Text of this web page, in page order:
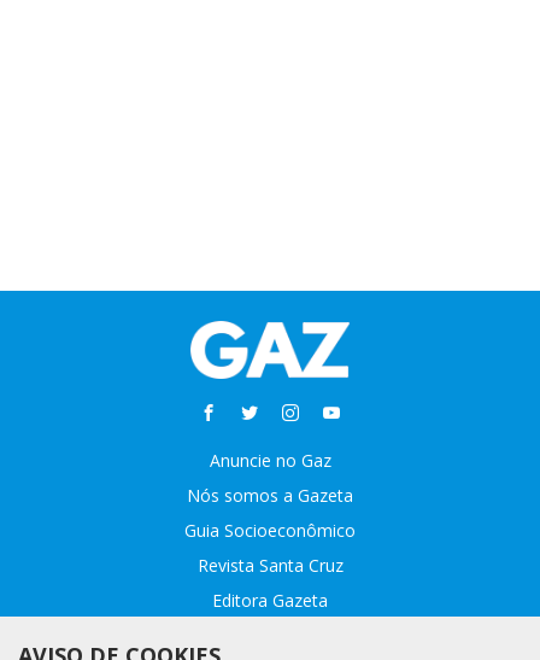
Anuncie no Gaz
Nós somos a Gazeta
Guia Socioeconômico
Revista Santa Cruz
Editora Gazeta